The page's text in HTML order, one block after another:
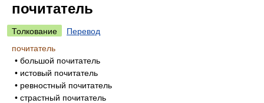
почитатель
Толкование
Перевод
почитатель
• большой почитатель
• истовый почитатель
• ревностный почитатель
• страстный почитатель